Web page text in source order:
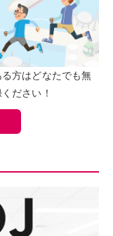
方はどなたでも無
ださい！